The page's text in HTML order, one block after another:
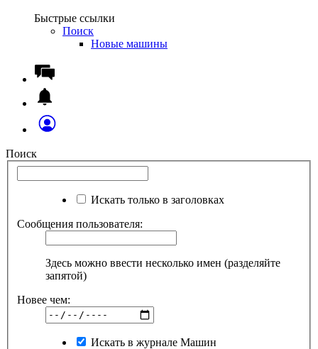
Быстрые ссылки
Поиск
Новые машины
Поиск
Искать только в заголовках
Сообщения пользователя:
Здесь можно ввести несколько имен (разделяйте
запятой)
Новее чем:
Искать в журнале Машин